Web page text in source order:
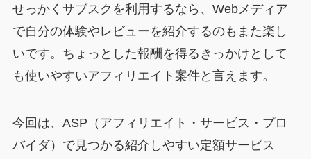
せっかくサブスクを利用するなら、Webメディア
で自分の体験やレビューを紹介するのもまた楽し
いです。ちょっとした報酬を得るきっかけとして
も使いやすいアフィリエイト案件と言えます。
今回は、ASP（アフィリエイト・サービス・プロ
バイダ）で見つかる紹介しやすい定額サービス